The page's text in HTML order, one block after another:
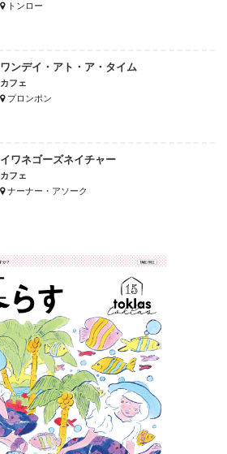
トンロー
ワンデイ・アト・ア・タイム
カフェ
プロンポン
イワネゴーズネイチャー
カフェ
ナーナー・アソーク